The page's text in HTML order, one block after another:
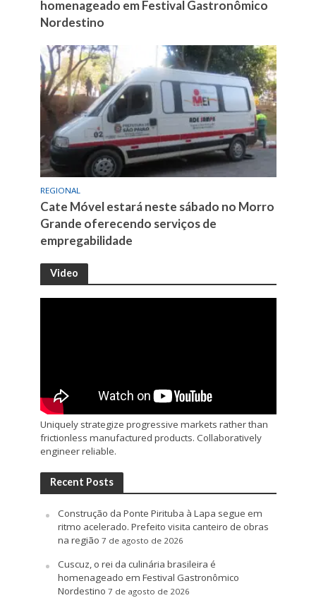
homenageado em Festival Gastronômico
Nordestino
REGIONAL
Cate Móvel estará neste sábado no Morro
Grande oferecendo serviços de
empregabilidade
Video
Uniquely strategize progressive markets rather than
frictionless manufactured products. Collaboratively
engineer reliable.
Recent Posts
Construção da Ponte Pirituba à Lapa segue em
ritmo acelerado. Prefeito visita canteiro de obras
na região 7 de agosto de 2026
Cuscuz, o rei da culinária brasileira é
homenageado em Festival Gastronômico
Nordestino 7 de agosto de 2026